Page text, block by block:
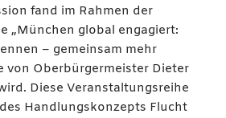
fand im Rahmen der
„München global engagiert:
– gemeinsam mehr
von Oberbürgermeister Dieter
Diese Veranstaltungsreihe
Handlungskonzepts Flucht